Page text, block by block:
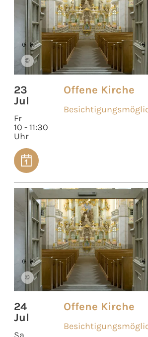
©
23
Jul
Fr
10 - 11:30
Uhr
Offene Kirche
©
24
Jul
Offene Kirche